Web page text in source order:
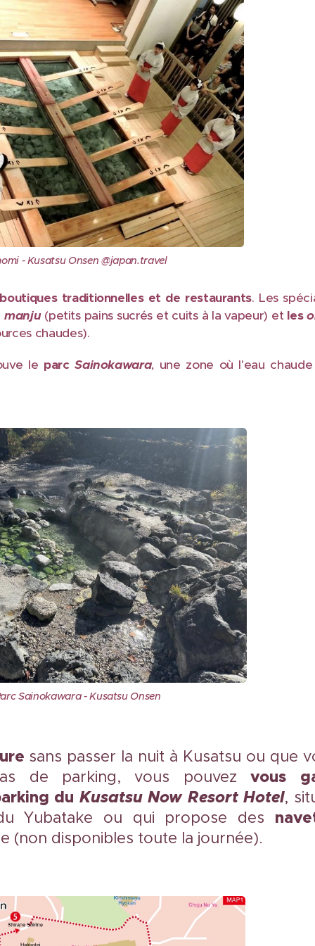
- Kusatsu Onsen @japan.travel
traditionnelles et de restaurants. Les
manju(petits pains sucrés et cuits à la vapeur) etles
chaudes).
le parcSainokawara, une zone où l'eau
Sainokawara - Kusatsu Onsen
sans passer la nuit à Kusatsu ou que
de parking, vous pouvezvous
du Kusatsu Now Resort Hotel,
Yubatake ou qui propose des
(non disponibles toute la journée).